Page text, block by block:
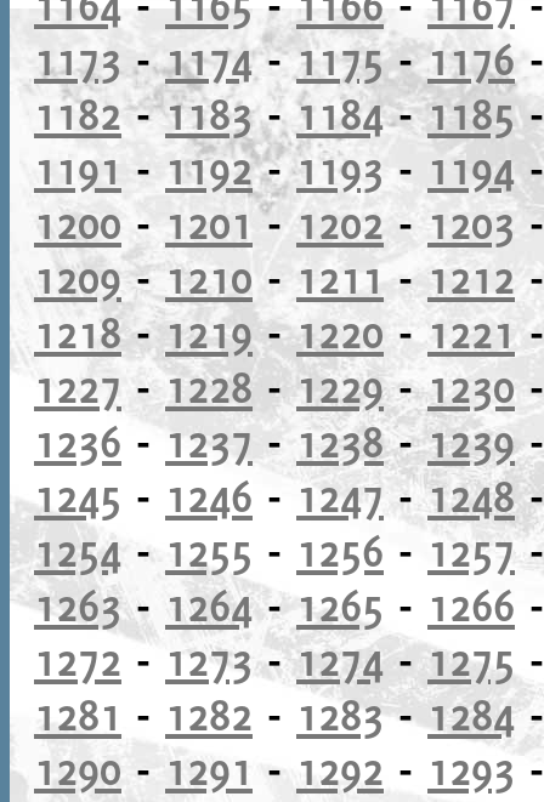
1173-1174-1175-1176
1182-1183-1184-1185
1191 - 1192-1193 - 1194
1200 - 1201 - 1202-1203
1209-1210 - 1211-1212
1218-1219-1220 -1221
1227 -1228-1229-1230
1236 -1237 -1238-1239
1245 - 1246 - 1247-1248
1254- 1255 - 1256 - 1257
1263- 1264-1265 - 1266
1272 - 1273-1274-1275
1281 - 1282 - 1283-1284
1290 -1291 - 1292 - 1293